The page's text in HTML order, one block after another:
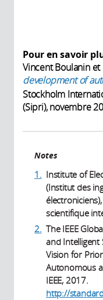
Pour en savoir
Vincent Boulanin
development of
Stockholm
(Sipri), novembre
Notes
1. Institute of
(Institut des
scientifique
2. The IEEE
and Intelligent
Vision for
Autonomous
IEEE, 2017.
http://